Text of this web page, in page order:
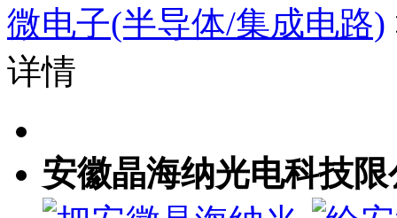
微电子(半导体/集成电路)
详情
安徽晶海纳光电科技限